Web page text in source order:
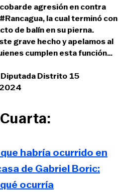
agresión en contra
#Rancagua, la cual terminó con
de balín en su pierna.
grave hecho y apelamos al
cumplen esta función…
Distrito 15
habría ocurrido en
de Gabriel Boric:
ocurría